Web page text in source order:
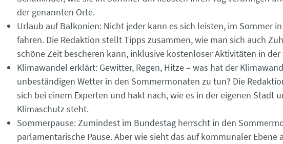
der genannten Orte.
Urlaub auf Balkonien: Nicht jeder kann es sich leisten, im Sommer
fahren. Die Redaktion stellt Tipps zusammen, wie man sich auch
schöne Zeit bescheren kann, inklusive kostenloser Aktivitäten in der
Klimawandel erklärt: Gewitter, Regen, Hitze – was hat der
unbeständigen Wetter in den Sommermonaten zu tun? Die
sich bei einem Experten und hakt nach, wie es in der eigenen Stadt
Klimaschutz steht.
Sommerpause: Zumindest im Bundestag herrscht in den
parlamentarische Pause. Aber wie sieht das auf kommunaler Ebene